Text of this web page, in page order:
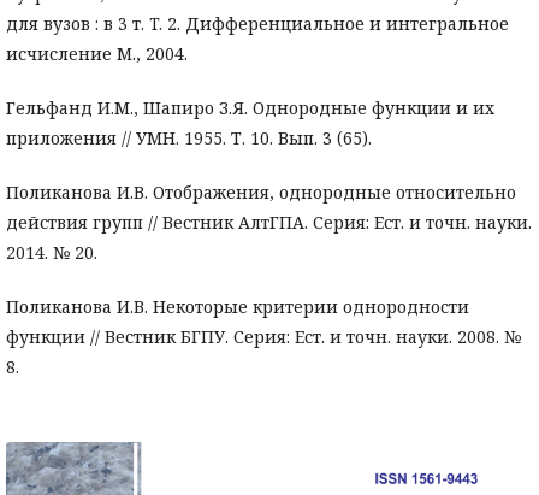
для вузов : в 3 т. T. 2. Дифференциальное и интегральное
исчисление М., 2004.
Гельфанд И.М., Шапиро З.Я. Однородные функции и их
приложения // УМН. 1955. Т. 10. Вып. 3 (65).
Поликанова И.В. Отображения, однородные относительно
действия групп // Вестник АлтГПА. Серия: Ест. и точн. науки.
2014. № 20.
Поликанова И.В. Некоторые критерии однородности
функции // Вестник БГПУ. Серия: Ест. и точн. науки. 2008. №
8.